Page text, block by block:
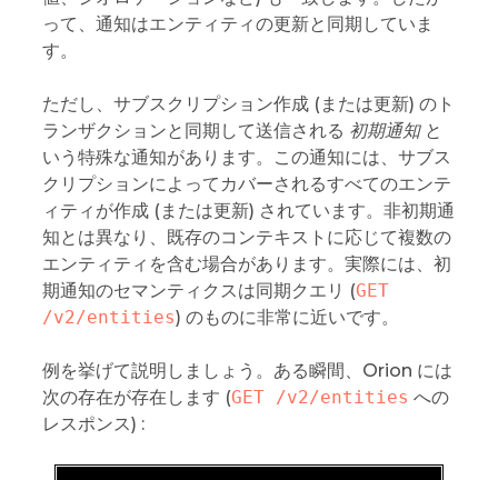
って、通知はエンティティの更新と同期していま
す。
ただし、サブスクリプション作成 (または更新) のト
ランザクションと同期して送信される 初期通知と
いう特殊な通知があります。この通知には、サブス
クリプションによってカバーされるすべてのエンテ
ィティが作成 (または更新) されています。非初期通
知とは異なり、既存のコンテキストに応じて複数の
エンティティを含む場合があります。実際には、初
期通知のセマンティクスは同期クエリ (GET
/v2/entities) のものに非常に近いです。
例を挙げて説明しましょう。ある瞬間、Orion には
次の存在が存在します (GET /v2/entities への
レスポンス) :